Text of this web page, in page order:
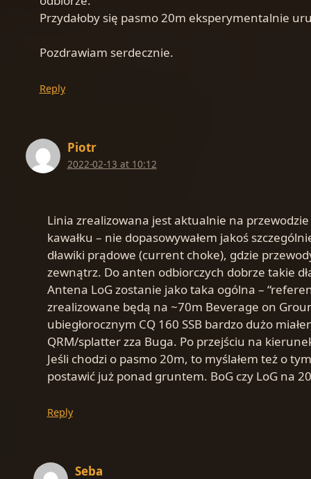
Przydałoby się pasmo 20m eksperymentalnie
Pozdrawiam serdecznie.
Reply
Piotr
2022-02-13 at 10:12
Linia zrealizowana jest aktualnie na
kawałku – nie dopasowywałem jakoś
dławiki prądowe (current choke), gdzie
zewnątrz. Do anten odbiorczych dobrze takie
Antena LoG zostanie jako taka ogólna –
zrealizowane będą na ~70m Beverage on
ubiegłorocznym CQ 160 SSB bardzo dużo
QRM/splatter zza Buga. Po przejściu na
Jeśli chodzi o pasmo 20m, to myślałem też o
postawić już ponad gruntem. BoG czy LoG na
Reply
Seba